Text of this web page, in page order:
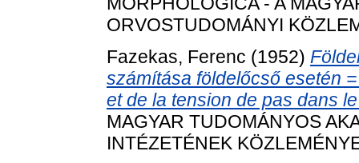
ORVOSTUDOMÁNYI
Fazekas, Ferenc (1952)
számítása földelőcső esetén
et de la tension de pas dans
MAGYAR TUDOMÁNYOS
INTÉZETÉNEK